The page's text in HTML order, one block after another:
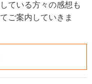
ている方々の感想も
ご案内していきま